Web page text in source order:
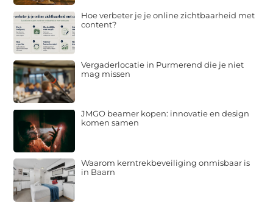
Hoe verbeter je je online zichtbaarheid met
content?
Vergaderlocatie in Purmerend die je niet
mag missen
JMGO beamer kopen: innovatie en design
komen samen
Waarom kerntrekbeveiliging onmisbaar is
in Baarn